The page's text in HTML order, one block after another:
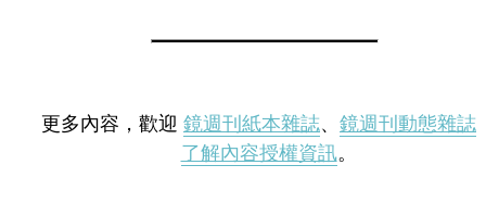
更多內容，歡迎 鏡週刊紙本雜誌、 鏡週刊動態雜誌
了解內容授權資訊。